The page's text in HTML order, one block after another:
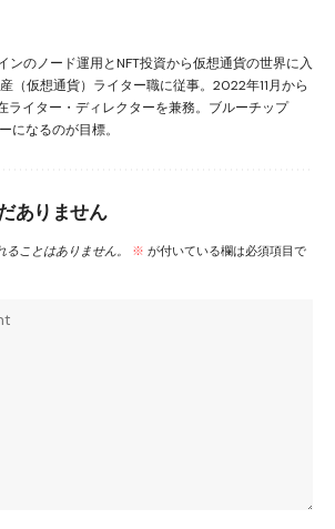
ンのノード運用とNFT投資から仮想通貨の世界に入
（仮想通貨）ライター職に従事。2022年11月から
ライター・ディレクターを兼務。ブルーチップ
になるのが目標。
ありません
ことはありません。 ※ が付いている欄は必須項目で